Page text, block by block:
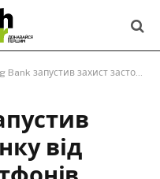
захист застосунку від крадіжок смартфонів
від